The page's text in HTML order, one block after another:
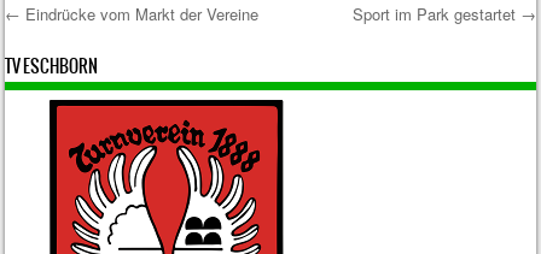
Post navigation
← Eindrücke vom Markt der Vereine Sport im Park gestartet →
TV ESCHBORN